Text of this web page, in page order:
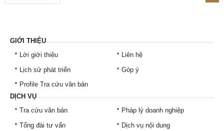
GIỚI THIỆU
Lời giới thiệu
Lịch sử phát triển
Profile Tra cứu văn bản
Liên hệ
Góp ý
DỊCH VỤ
Tra cứu văn bản
Tổng đài tư vấn
Pháp lý doanh nghiệp
Dịch vụ nội dung